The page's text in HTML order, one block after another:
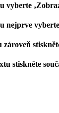
stiskněte